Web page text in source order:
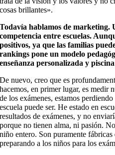
cosas brillantes».
Todavía hablamos de marketing.
competencia entre escuelas.
positivos, ya que las familias
rankings pone un modelo
enseñanza personalizada y
De nuevo, creo que es
hacemos, en primer lugar, es medir
de los exámenes, estamos
escuela puede ser. He estado en
resultados de exámenes, y no
porque no tienen alma, ni pasión.
niño entero. Son puramente
preparando a los niños para los